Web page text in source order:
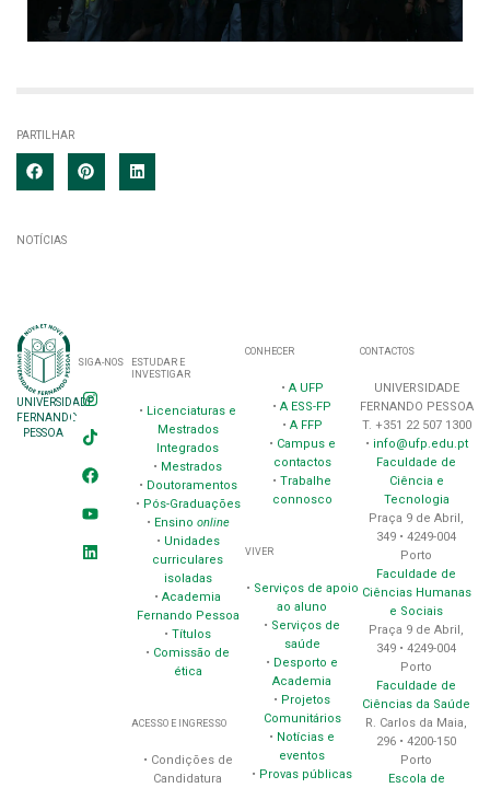
PARTILHAR
NOTÍCIAS
UNIVERSIDADE
FERNANDO
PESSOA
SIGA-NOS
ESTUDAR E
INVESTIGAR
• Licenciaturas e
Mestrados
Integrados
• Mestrados
• Doutoramentos
• Pós-Graduações
• Ensino online
• Unidades
curriculares
isoladas
•Academia
Fernando Pessoa
•Títulos
• Comissão de
ética
ACESSO E INGRESSO
• Condições de
Candidatura
CONHECER
• A UFP
•A ESS-FP
• A FFP
• Campus e
contactos
•Trabalhe
connosco
VIVER
• Serviços de apoio
ao aluno
• Serviços de
saúde
• Desporto e
Academia
• Projetos
Comunitários
• Notícias e
eventos
• Provas públicas
CONTACTOS
UNIVERSIDADE
FERNANDO PESSOA
T. +351 22 507 1300
• info@ufp.edu.pt
Faculdade de
Ciência e
Tecnologia
Praça 9 de Abril,
349 • 4249-004
Porto
Faculdade de
Ciências Humanas
e Sociais
Praça 9 de Abril,
349 • 4249-004
Porto
Faculdade de
Ciências da Saúde
R. Carlos da Maia,
296 • 4200-150
Porto
Escola de